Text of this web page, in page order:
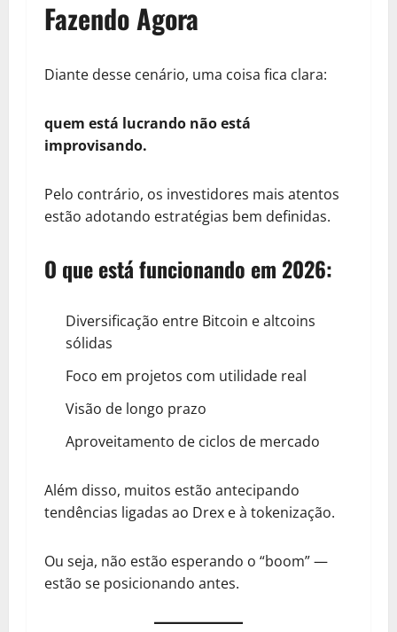
Fazendo Agora
Diante desse cenário, uma coisa fica clara:
quem está lucrando não está
improvisando.
Pelo contrário, os investidores mais atentos
estão adotando estratégias bem definidas.
O que está funcionando em 2026:
Diversificação entre Bitcoin e altcoins
sólidas
Foco em projetos com utilidade real
Visão de longo prazo
Aproveitamento de ciclos de mercado
Além disso, muitos estão antecipando
tendências ligadas ao Drex e à tokenização.
Ou seja, não estão esperando o “boom” —
estão se posicionando antes.